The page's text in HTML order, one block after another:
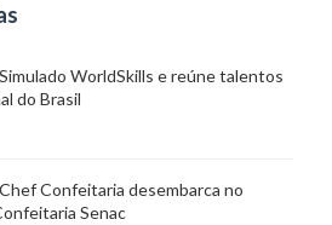
WorldSkills e reúne talentos
do Brasil
Confeitaria desembarca no
Senac